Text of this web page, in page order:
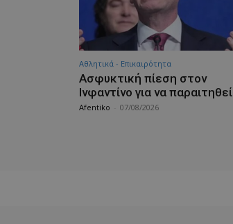
Αθλητικά - Επικαιρότητα
Ασφυκτική πίεση στον
Ινφαντίνο για να παραιτηθεί
Afentiko 07/08/2026